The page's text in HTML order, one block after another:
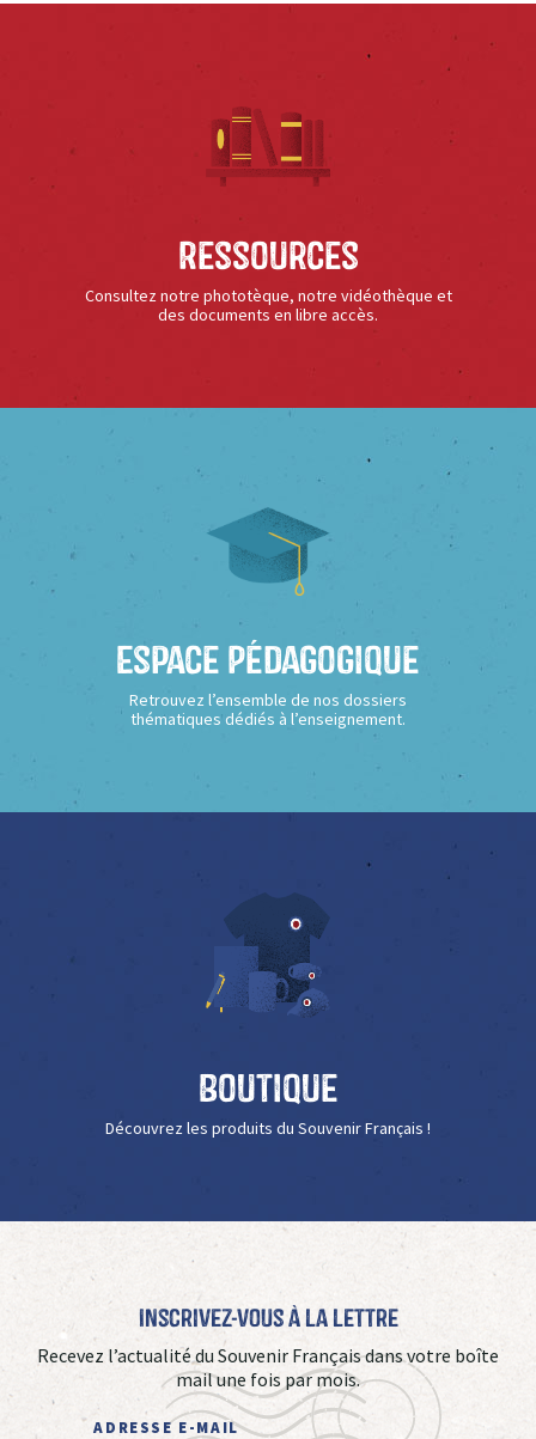
Ressources
Consultez notre phototèque, notre vidéothèque et
des documents en libre accès.
Espace Pédagogique
Retrouvez l’ensemble de nos dossiers
thématiques dédiés à l’enseignement.
Boutique
Découvrez les produits du Souvenir Français !
Inscrivez-vous à La Lettre
Recevez l’actualité du Souvenir Français dans votre boîte
mail une fois par mois.
ADRESSE E-MAIL